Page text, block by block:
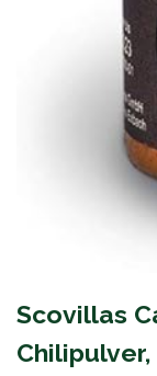
Scovillas
Chilipulver,